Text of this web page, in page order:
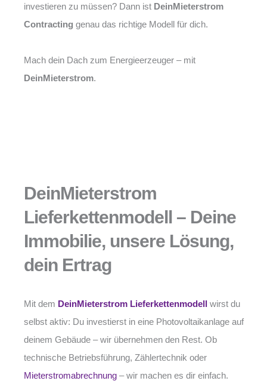
investieren zu müssen? Dann ist DeinMieterstrom
Contracting genau das richtige Modell für dich.
Mach dein Dach zum Energieerzeuger – mit
DeinMieterstrom.
DeinMieterstrom
Lieferkettenmodell – Deine
Immobilie, unsere Lösung,
dein Ertrag
Mit dem DeinMieterstrom Lieferkettenmodell wirst du
selbst aktiv: Du investierst in eine Photovoltaikanlage auf
deinem Gebäude – wir übernehmen den Rest. Ob
technische Betriebsführung, Zählertechnik oder
Mieterstromabrechnung – wir machen es dir einfach.